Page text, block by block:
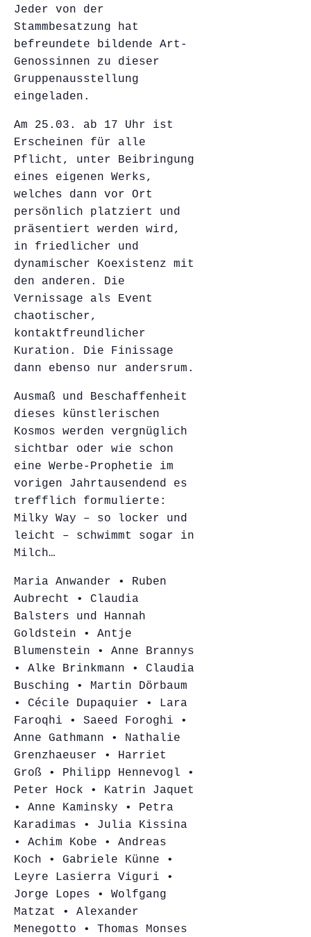
Jeder von der
Stammbesatzung hat
befreundete bildende Art-
Genossinnen zu dieser
Gruppenausstellung
eingeladen.
Am 25.03. ab 17 Uhr ist
Erscheinen für alle
Pflicht, unter Beibringung
eines eigenen Werks,
welches dann vor Ort
persönlich platziert und
präsentiert werden wird,
in friedlicher und
dynamischer Koexistenz mit
den anderen. Die
Vernissage als Event
chaotischer,
kontaktfreundlicher
Kuration. Die Finissage
dann ebenso nur andersrum.
Ausmaß und Beschaffenheit
dieses künstlerischen
Kosmos werden vergnüglich
sichtbar oder wie schon
eine Werbe-Prophetie im
vorigen Jahrtausendend es
trefflich formulierte:
Milky Way – so locker und
leicht – schwimmt sogar in
Milch…
Maria Anwander • Ruben
Aubrecht • Claudia
Balsters und Hannah
Goldstein • Antje
Blumenstein • Anne Brannys
• Alke Brinkmann • Claudia
Busching • Martin Dörbaum
• Cécile Dupaquier • Lara
Faroqhi • Saeed Foroghi •
Anne Gathmann • Nathalie
Grenzhaeuser • Harriet
Groß • Philipp Hennevogl •
Peter Hock • Katrin Jaquet
• Anne Kaminsky • Petra
Karadimas • Julia Kissina
• Achim Kobe • Andreas
Koch • Gabriele Künne •
Leyre Lasierra Viguri •
Jorge Lopes • Wolfgang
Matzat • Alexander
Menegotto • Thomas Monses